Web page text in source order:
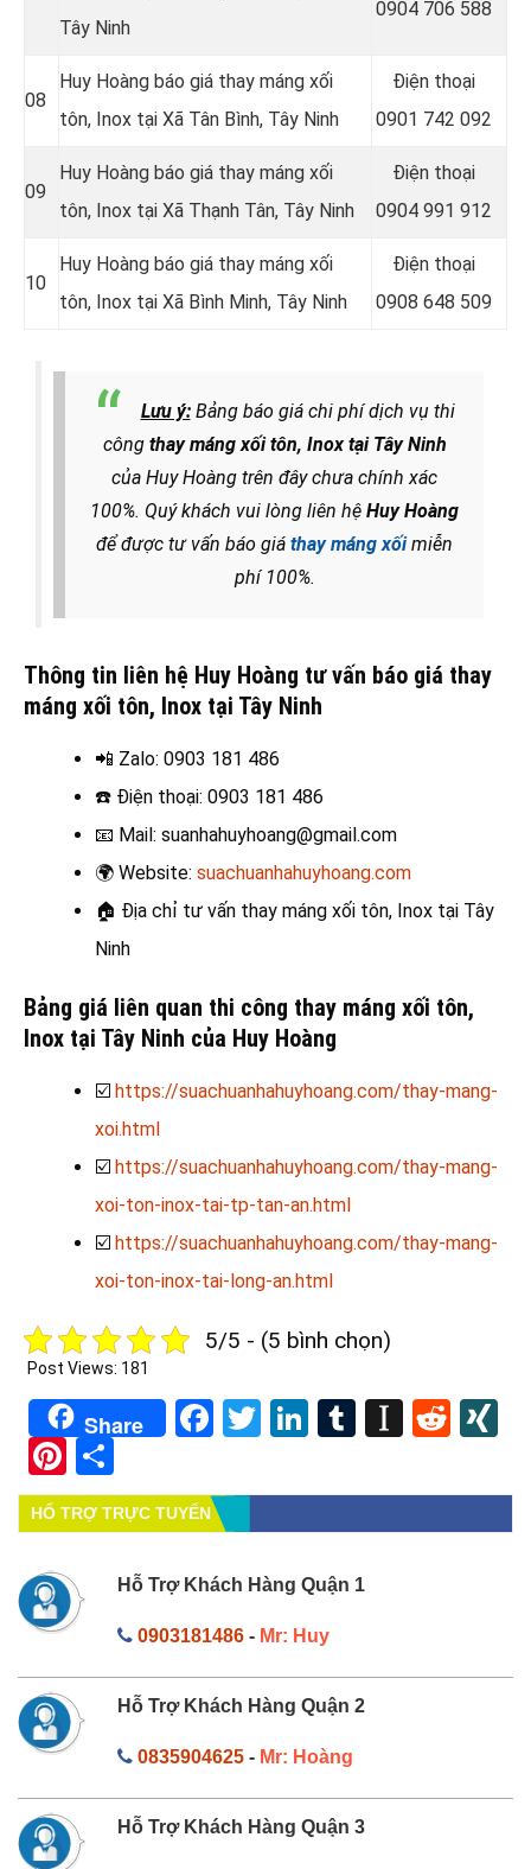
Tây Ninh
0904 706 588
08
Huy Hoàng báo giá thay máng xối
tôn, Inox tại Xã Tân Bình, Tây Ninh
Điện thoại
0901 742 092
09
Huy Hoàng báo giá thay máng xối
tôn, Inox tại Xã Thạnh Tân, Tây Ninh
Điện thoại
0904 991 912
10
Huy Hoàng báo giá thay máng xối
tôn, Inox tại Xã Bình Minh, Tây Ninh
Điện thoại
0908 648 509
Lưu ý:Bảng báo giá chi phí dịch vụ thi
công thay máng xối tôn, Inox tại Tây Ninh
của Huy Hoàng trên đây chưa chính xác
100%. Quý khách vui lòng liên hệ Huy Hoàng
để được tư vấn báo giá thay máng xốimiễn
phí 100%.
Thông tin liên hệ Huy Hoàng tư vấn báo giá thay
máng xối tôn, Inox tại Tây Ninh
📲 Zalo: 0903 181 486
☎️ Điện thoại: 0903 181 486
📧 Mail: suanhahuyhoang@gmail.com
🌍 Website: suachuanhahuyhoang.com
🏠 Địa chỉ tư vấn thay máng xối tôn, Inox tại Tây
Ninh
Bảng giá liên quan thi công thay máng xối tôn,
Inox tại Tây Ninh của Huy Hoàng
☑️ https://suachuanhahuyhoang.com/thay-mang-
xoi.html
☑️ https://suachuanhahuyhoang.com/thay-mang-
xoi-ton-inox-tai-tp-tan-an.html
☑️ https://suachuanhahuyhoang.com/thay-mang-
xoi-ton-inox-tai-long-an.html
5/5 - (5 bình chọn)
Post Views: 181
Share Facebook
TwitterLinkedIn
Tumblr
Pinterest
HỔ TRỢ TRỰC TUYẾN
Hỗ Trợ Khách Hàng Quận 1
0903181486- Mr: Huy
Hỗ Trợ Khách Hàng Quận 2
0835904625- Mr: Hoàng
Hỗ Trợ Khách Hàng Quận 3